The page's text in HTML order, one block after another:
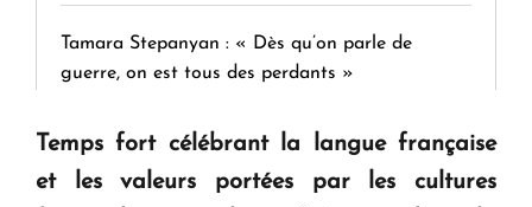
Tamara Stepanyan : « Dès qu’on parle de
guerre, on est tous des perdants »
" Tant qu'il n'existe pas d'alternative concrète, la
question d'un référendum ne se pose pas. "
Temps fort célébrant la langue française
et les valeurs portées par les cultures